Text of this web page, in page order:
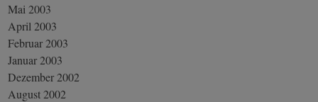
Mai 2003
April 2003
Februar 2003
Januar 2003
Dezember 2002
August 2002